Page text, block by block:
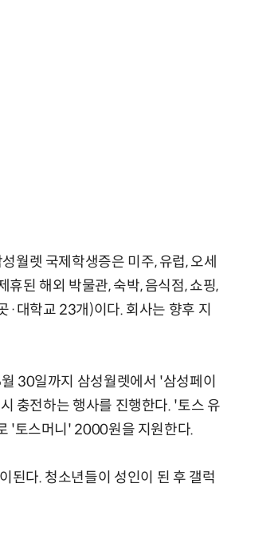
월렛 국제학생증은 미주, 유럽, 오세
된 해외 박물관, 숙박, 음식점, 쇼핑,
대학교 23개)이다. 회사는 향후 지
30일까지 삼성월렛에서 '삼성페이
충전하는 행사를 진행한다. '토스 유
'토스머니' 2000원을 지원한다.
된다. 청소년들이 성인이 된 후 갤럭